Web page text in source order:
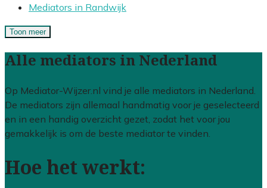
Mediators in Randwijk
Toon meer
Alle mediators in Nederland
Op Mediator-Wijzer.nl vind je alle mediators in Nederland.
De mediators zijn allemaal handmatig voor je geselecteerd
en in een handig overzicht gezet, zodat het voor jou
gemakkelijk is om de beste mediator te vinden.
Hoe het werkt: